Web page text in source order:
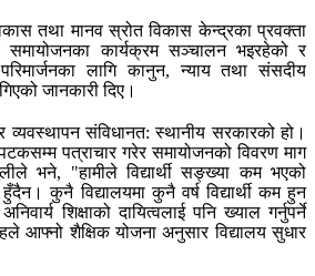
तथा मानव स्रोत विकास केन्द्रका प्रवक्ता
समायोजनका कार्यक्रम सञ्चालन भइरहेको र
लागि कानुन, न्याय तथा संसदीय
जानकारी दिए।
व्यवस्थापन संविधानत: स्थानीय सरकारको हो।
पत्राचार गरेर समायोजनको विवरण माग
भने, "हामीले विद्यार्थी सङ्ख्या कम भएको
कुनै विद्यालयमा कुनै वर्ष विद्यार्थी कम हुन
शिक्षाको दायित्वलाई पनि ख्याल गर्नुपर्ने
आफ्नो शैक्षिक योजना अनुसार विद्यालय सुधार